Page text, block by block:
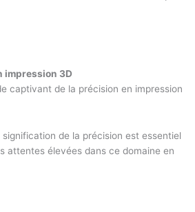
impression 3D
captivant de la précision en impression
de la précision est essentiel
attentes élevées dans ce domaine en